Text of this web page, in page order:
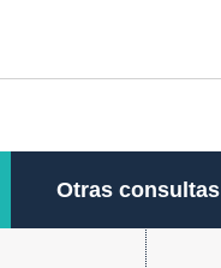
Otras consultas